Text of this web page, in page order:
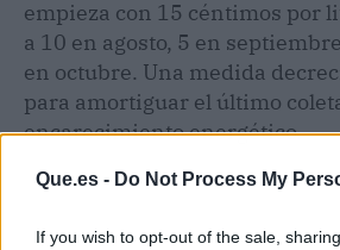
Que.es - Do Not Process My
If you wish to opt-out of the sale,
empieza con 15 céntimos por
a 10 en agosto, 5 en
en octubre. Una medida
para amortiguar el último
encarecimiento energético.